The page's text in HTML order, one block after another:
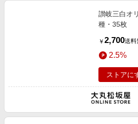
讃岐三白オ
種・35枚
￥ 2,700送料
2.5%
ストアに